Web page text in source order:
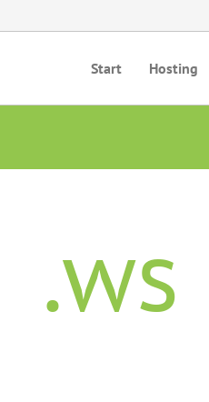
Start Hosting
.ws